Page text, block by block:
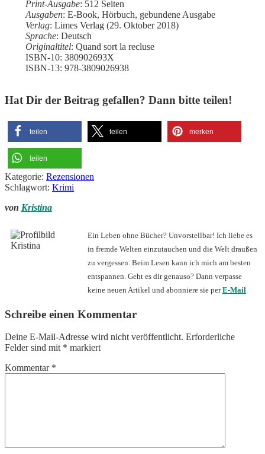
Print-Ausgabe: 512 Seiten
Ausgaben: E-Book, Hörbuch, gebundene Ausgabe
Verlag: Limes Verlag (29. Oktober 2018)
Sprache: Deutsch
Originaltitel: Quand sort la recluse
ISBN-10: 380902693X
ISBN-13: 978-3809026938
Hat Dir der Beitrag gefallen? Dann bitte teilen!
teilen teilen merken
teilen
Kategorie: Rezensionen
Schlagwort: Krimi
von Kristina
Ein Leben ohne Bücher? Unvorstellbar! Ich liebe es
in fremde Welten einzutauchen und die Welt draußen
zu vergessen. Beim Lesen kann ich mich am besten
entspannen. Geht es dir genauso? Dann verpasse
keine neuen Artikel und abonniere sie perE-Mail.
Schreibe einen Kommentar
Deine E-Mail-Adresse wird nicht veröffentlicht. Erforderliche
Felder sind mit * markiert
Kommentar *